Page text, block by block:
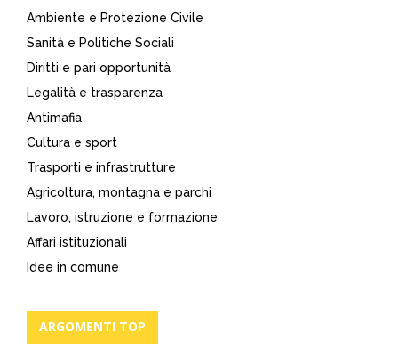
Ambiente e Protezione Civile
Sanità e Politiche Sociali
Diritti e pari opportunità
Legalità e trasparenza
Antimafia
Cultura e sport
Trasporti e infrastrutture
Agricoltura, montagna e parchi
Lavoro, istruzione e formazione
Affari istituzionali
Idee in comune
ARGOMENTI TOP